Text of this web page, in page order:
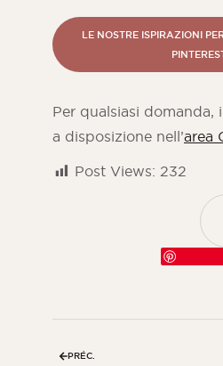
LE NOSTRE ISPIRAZIONI
Per qualsiasi domanda,
a disposizione nell’area
Post Views: 232
PRÉC.